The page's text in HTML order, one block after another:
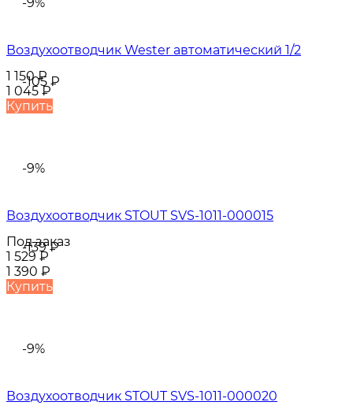
-105 ₽
Воздухоотводчик Wester автоматический 1/2
1 150₽
1 045₽
Купить
-9%
-139₽
Воздухоотводчик STOUT SVS-1011-000015
Под заказ
1 529₽
1 390 ₽
Купить
-9%
Воздухоотводчик STOUT SVS-1011-000020